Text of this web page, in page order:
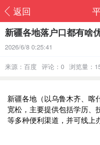
返回
新疆各地落户口都有啥
2026/6/8 0:25:41
来源：百度 评论：0 浏览量：
新疆各地（以乌鲁木齐、喀
宽松，主要提供包括学历、
等多种便利渠道，并可线上